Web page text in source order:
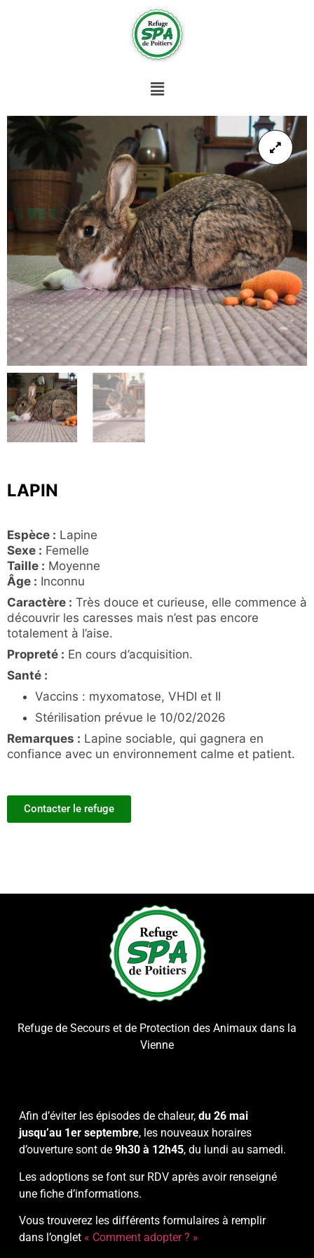
LAPIN
Espèce : Lapine
Sexe : Femelle
Taille : Moyenne
Âge : Inconnu
Caractère : Très douce et curieuse, elle commence à
découvrir les caresses mais n’est pas encore
totalement à l’aise.
Propreté : En cours d’acquisition.
Santé :
Vaccins : myxomatose, VHDI et II
Stérilisation prévue le 10/02/2026
Remarques : Lapine sociable, qui gagnera en
confiance avec un environnement calme et patient.
Contacter le refuge
Refuge de Secours et de Protection des Animaux dans la
Vienne
Afin d’éviter les épisodes de chaleur,du 26 mai
jusqu’au 1er septembre, les nouveaux horaires
d’ouverture sont de9h30 à 12h45, du lundi au samedi.
Les adoptions se font sur RDV après avoir renseigné
une fiche d’informations.
Vous trouverez les différents formulaires à remplir
dans l’onglet « Comment adopter ? »